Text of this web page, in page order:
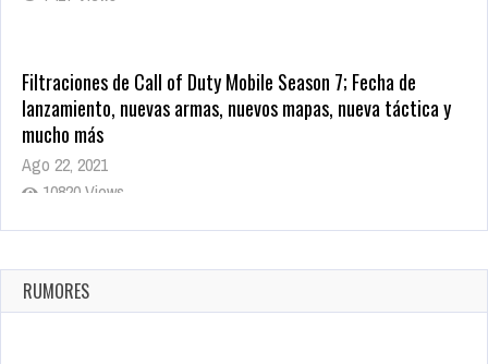
Filtraciones de Call of Duty Mobile Season 7; Fecha de
lanzamiento, nuevas armas, nuevos mapas, nueva táctica y
mucho más
Ago 22, 2021
10820 Views
La configuración de Call of Duty 2021 aparentemente ya fue
Ago 8, 2021
10005 Views
RUMORES